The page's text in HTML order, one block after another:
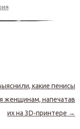
какие пенисы
женщинам, напечатав
их на 3D-принтере →